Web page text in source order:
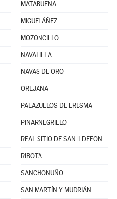
MATABUENA
MIGUELÁÑEZ
MOZONCILLO
NAVALILLA
NAVAS DE ORO
OREJANA
PALAZUELOS DE ERESMA
PINARNEGRILLO
REAL SITIO DE SAN ILDEFONSO
RIBOTA
SANCHONUÑO
SAN MARTÍN Y MUDRIÁN